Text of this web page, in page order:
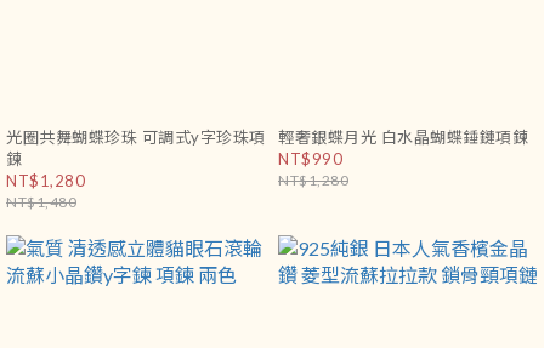
光圈共舞蝴蝶珍珠 可調式y字珍珠項
鍊
NT$1,280
NT$1,480
輕奢銀蝶月光 白水晶蝴蝶錘鏈項鍊
NT$990
NT$1,280